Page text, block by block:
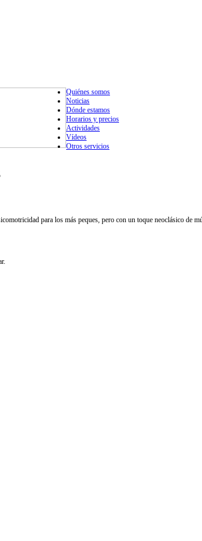
Quiénes somos
Noticias
Dónde estamos
Horarios y precios
Actividades
Vídeos
Otros servicios
para los más peques, pero con un toque neoclásico de